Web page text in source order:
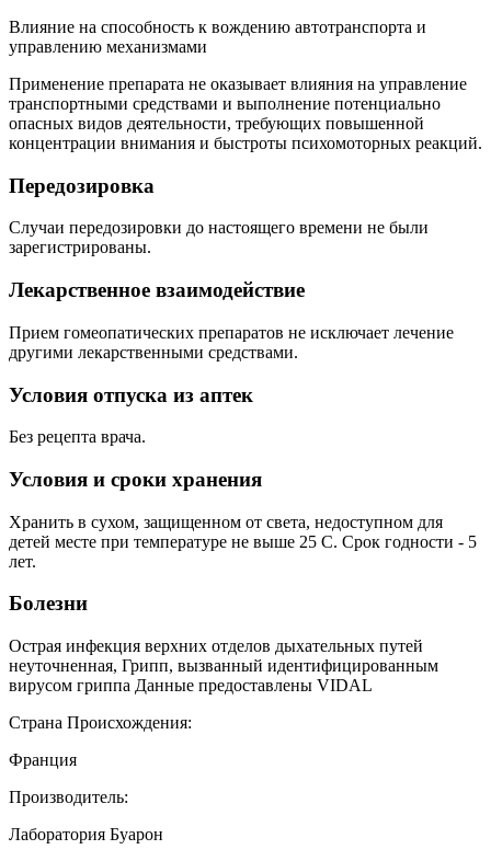
Влияние на способность к вождению автотранспорта и
управлению механизмами
Применение препарата не оказывает влияния на управление
транспортными средствами и выполнение потенциально
опасных видов деятельности, требующих повышенной
концентрации внимания и быстроты психомоторных реакций.
Передозировка
Случаи передозировки до настоящего времени не были
зарегистрированы.
Лекарственное взаимодействие
Прием гомеопатических препаратов не исключает лечение
другими лекарственными средствами.
Условия отпуска из аптек
Без рецепта врача.
Условия и сроки хранения
Хранить в сухом, защищенном от света, недоступном для
детей месте при температуре не выше 25 С. Срок годности - 5
лет.
Болезни
Острая инфекция верхних отделов дыхательных путей
неуточненная, Грипп, вызванный идентифицированным
вирусом гриппа Данные предоставлены VIDAL
Страна Происхождения:
Франция
Производитель:
Лаборатория Буарон